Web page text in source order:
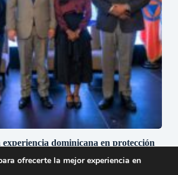
dominicana en protección
ofrecerte la mejor experiencia en